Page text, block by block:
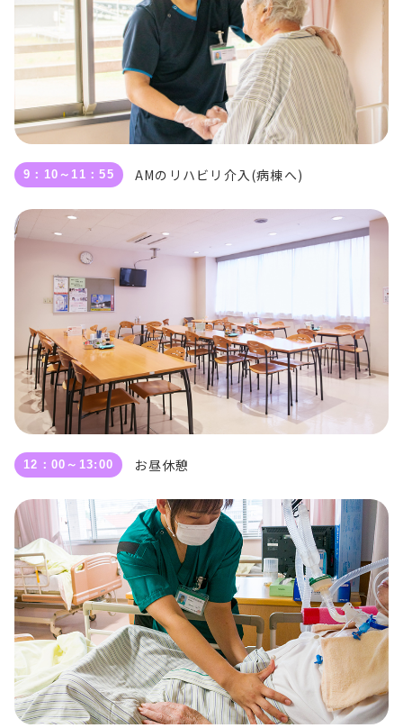
9：10～11：55 AMのリハビリ介入(病棟へ)
12：00～13:00 お昼休憩